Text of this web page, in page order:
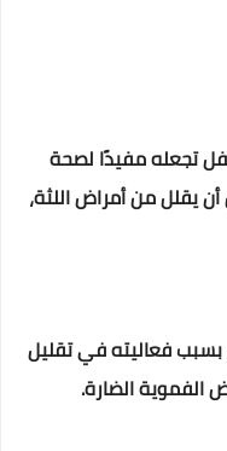
تجعله مفيدًا لصحة
يقلل من أمراض اللثة،
فعاليته في تقليل
الفموية الضارة.